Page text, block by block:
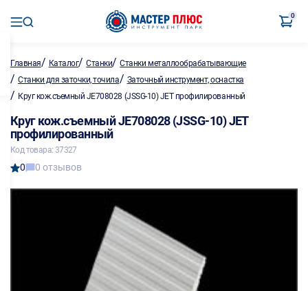
0
Главная/ Каталог/Станки/Станки металлообрабатывающие
/ Станки для заточки, точила/ Заточный инструмент, оснастка
/ Круг кож.съемный JE708028 (JSSG-10) JET профилированный
Круг кож.съемный JE708028 (JSSG-10) JET
профилированный
Код товара: 37327
0 0 отзывов